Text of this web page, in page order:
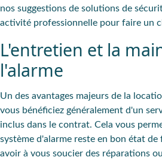
nos suggestions de solutions de
activité professionnelle pour faire un
L'entretien et la
l'alarme
Un des avantages majeurs de la
vous bénéficiez généralement d'un
inclus dans le contrat. Cela vous
système d'alarme reste en bon état
avoir à vous soucier des réparations